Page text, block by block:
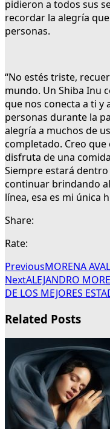
pidieron a todos sus
recordar la alegría
personas.
“No estés triste,
mundo. Un Shiba Inu
que nos conecta a ti y
personas durante la
alegría a muchos de
completado. Creo
disfruta de una
Siempre estará
continuar brindando
línea, esa es mi única
Share:
Rate:
PreviousMORENA
NextALEJANDRO
DE LOS MEJORES
Related Posts